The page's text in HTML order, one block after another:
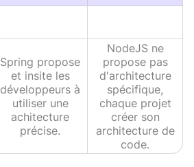
Spring propose
et insite les
développeurs à
utiliser une
achitecture
précise.
NodeJS ne
propose pas
d'architecture
spécifique,
chaque projet
créer son
architecture de
code.